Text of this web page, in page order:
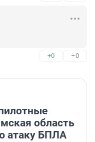
+0 –0
область
атаку БПЛА